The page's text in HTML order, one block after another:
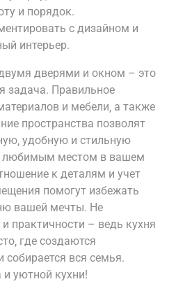
и порядок.
с дизайном и
интерьер.
дверями и окном – это
задача. Правильное
и мебели‚ а также
пространства позволят
удобную и стильную
любимым местом в вашем
к деталям и учет
помогут избежать
вашей мечты. Не
практичности – ведь кухня
где создаются
вся семья.
уютной кухни!